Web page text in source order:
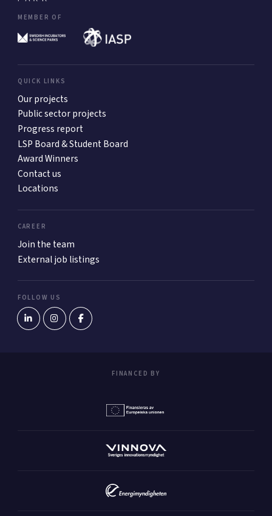
MEMBER OF
QUICK LINKS
Our projects
Public sector projects
Progress report
LSP Board & Student Board
Award Winners
Contact us
Locations
CAREER
Join the team
External job listings
FOLLOW US
FINANCED BY